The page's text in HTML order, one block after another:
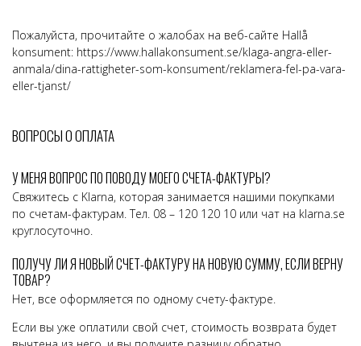
Пожалуйста, прочитайте о жалобах на веб-сайте Hallå
konsument: https://www.hallakonsument.se/klaga-angra-eller-
anmala/dina-rattigheter-som-konsument/reklamera-fel-pa-vara-
eller-tjanst/
ВОПРОСЫ О ОПЛАТА
У МЕНЯ ВОПРОС ПО ПОВОДУ МОЕГО СЧЕТА-ФАКТУРЫ?
Свяжитесь с Klarna, которая занимается нашими покупками
по счетам-фактурам. Тел. 08 – 120 120 10 или чат на klarna.se
круглосуточно.
ПОЛУЧУ ЛИ Я НОВЫЙ СЧЕТ-ФАКТУРУ НА НОВУЮ СУММУ, ЕСЛИ ВЕРНУ
ТОВАР?
Нет, все оформляется по одному счету-фактуре.
Если вы уже оплатили свой счет, стоимость возврата будет